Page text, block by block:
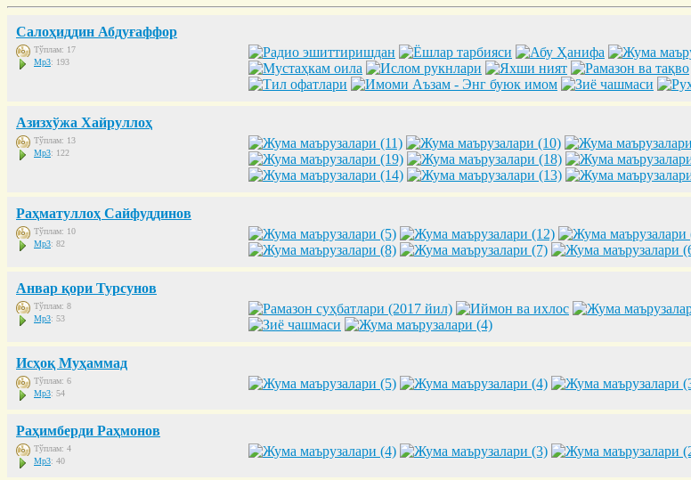
Салоҳиддин Абдуғаффор
Тўплам: 17
Mp3: 193
Азизхўжа Хайруллоҳ
Тўплам: 13
Mp3: 122
Раҳматуллоҳ Сайфуддинов
Тўплам: 10
Mp3: 82
Анвар қори Турсунов
Тўплам: 8
Mp3: 53
Исҳоқ Муҳаммад
Тўплам: 6
Mp3: 54
Раҳимберди Раҳмонов
Тўплам: 4
Mp3: 40